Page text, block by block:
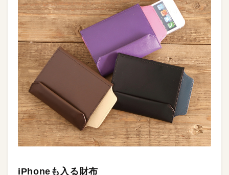
iPhoneも入る財布